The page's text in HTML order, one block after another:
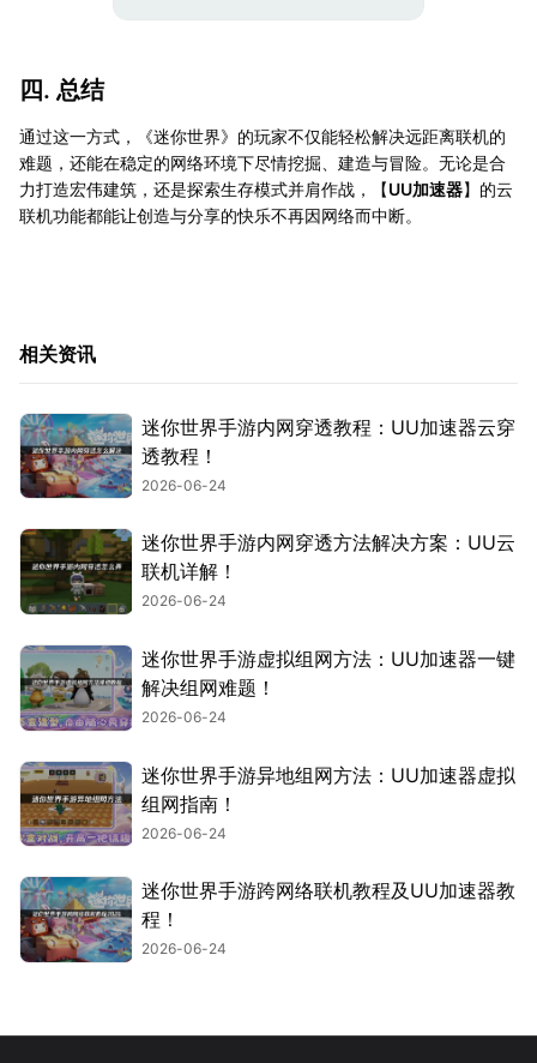
四. 总结
通过这一方式，《迷你世界》的玩家不仅能轻松解决远距离联机的
难题，还能在稳定的网络环境下尽情挖掘、建造与冒险。无论是合
力打造宏伟建筑，还是探索生存模式并肩作战，【UU加速器】的云
联机功能都能让创造与分享的快乐不再因网络而中断。
相关资讯
迷你世界手游内网穿透教程：UU加速器云穿
透教程！
2026-06-24
迷你世界手游内网穿透方法解决方案：UU云
联机详解！
2026-06-24
迷你世界手游虚拟组网方法：UU加速器一键
解决组网难题！
2026-06-24
迷你世界手游异地组网方法：UU加速器虚拟
组网指南！
2026-06-24
迷你世界手游跨网络联机教程及UU加速器教
程！
2026-06-24